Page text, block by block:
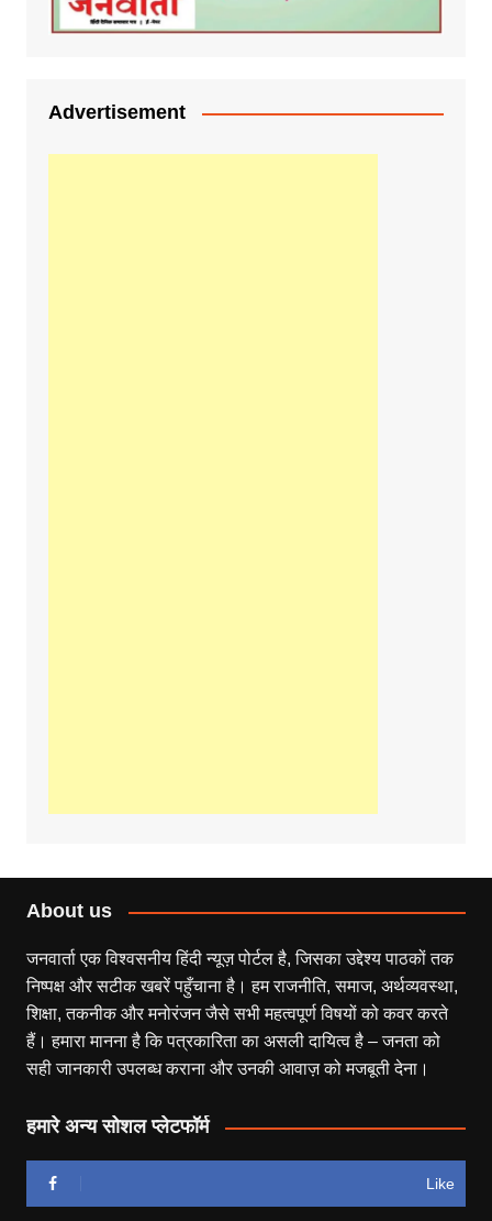
Advertisement
About us
जनवार्ता एक विश्वसनीय हिंदी न्यूज़ पोर्टल है, जिसका उद्देश्य पाठकों तक
निष्पक्ष और सटीक खबरें पहुँचाना है। हम राजनीति, समाज, अर्थव्यवस्था,
शिक्षा, तकनीक और मनोरंजन जैसे सभी महत्वपूर्ण विषयों को कवर करते
हैं। हमारा मानना है कि पत्रकारिता का असली दायित्व है – जनता को
सही जानकारी उपलब्ध कराना और उनकी आवाज़ को मजबूती देना।
हमारे अन्य सोशल प्लेटफॉर्म
Like